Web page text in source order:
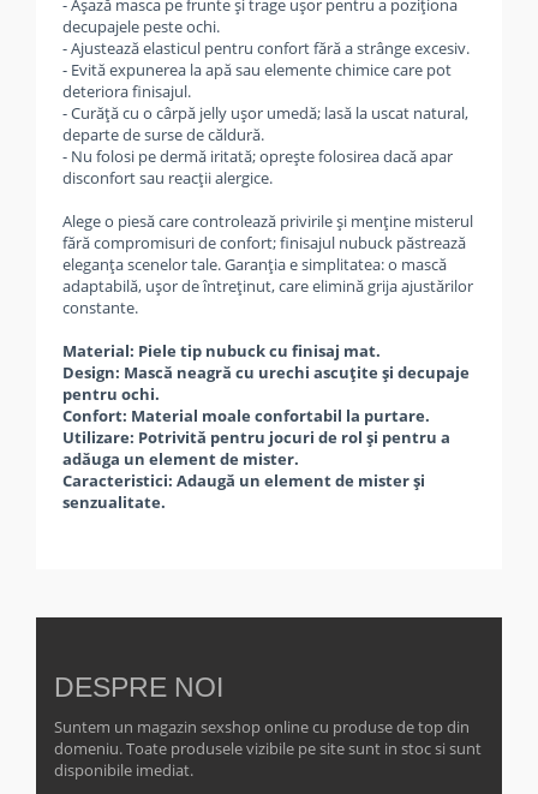
- Așază masca pe frunte și trage ușor pentru a poziționa
decupajele peste ochi.
- Ajustează elasticul pentru confort fără a strânge excesiv.
- Evită expunerea la apă sau elemente chimice care pot
deteriora finisajul.
- Curăță cu o cârpă jelly ușor umedă; lasă la uscat natural,
departe de surse de căldură.
- Nu folosi pe dermă iritată; oprește folosirea dacă apar
disconfort sau reacții alergice.
Alege o piesă care controlează privirile și menține misterul
fără compromisuri de confort; finisajul nubuck păstrează
eleganța scenelor tale. Garanția e simplitatea: o mască
adaptabilă, ușor de întreținut, care elimină grija ajustărilor
constante.
Material: Piele tip nubuck cu finisaj mat.
Design: Mască neagră cu urechi ascuțite și decupaje
pentru ochi.
Confort: Material moale confortabil la purtare.
Utilizare: Potrivită pentru jocuri de rol și pentru a
adăuga un element de mister.
Caracteristici: Adaugă un element de mister și
senzualitate.
DESPRE NOI
Suntem un magazin sexshop online cu produse de top din
domeniu. Toate produsele vizibile pe site sunt in stoc si sunt
disponibile imediat.